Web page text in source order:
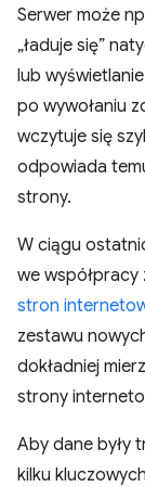
Serwer może
„ładuje się”
lub
po wywołaniu
wczytuje się
odpowiada
strony.
W ciągu
we współpracy
stron
zestawu
dokładniej
strony
Aby dane były
kilku